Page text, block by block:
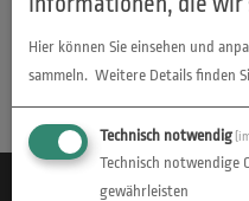
Klassischer Kundenstopper mit
Brandenburg
Zahlen Sie mit:
Hier können Sie einsehen und
sammeln. Weitere Details finden
Technisch notwendig
Technisch notwendige
gewährleisten